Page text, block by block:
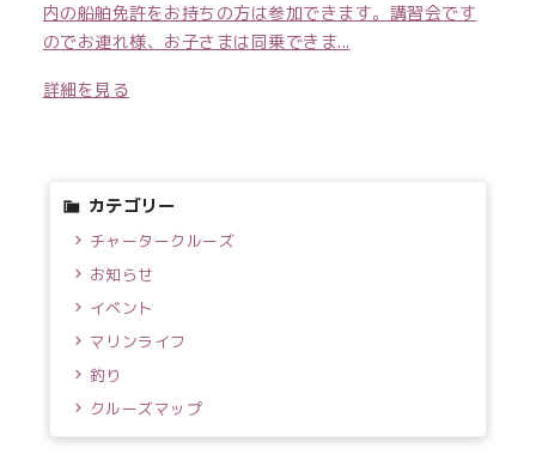
内の船舶免許をお持ちの方は参加できます。講習会です
のでお連れ様、お子さまは同乗できま...
詳細を見る
カテゴリー
チャータークルーズ
お知らせ
イベント
マリンライフ
釣り
クルーズマップ